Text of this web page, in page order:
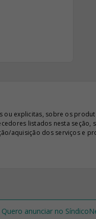
explicitas, sobre os
listados nesta
aquisição dos serviços e
Quero anunciar no